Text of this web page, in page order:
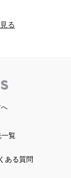
る
一覧
ある質問